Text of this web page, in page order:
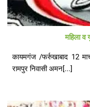
महिला व
कायमगंज /फर्रुखाबाद 12
रामपुर निवासी अमन[...]